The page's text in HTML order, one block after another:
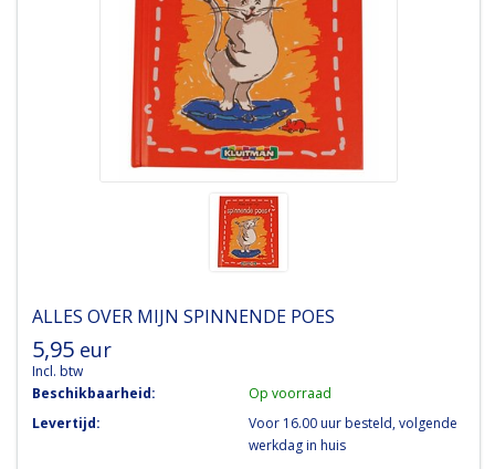
ALLES OVER MIJN SPINNENDE POES
5,95 eur
Incl. btw
Beschikbaarheid:
Op voorraad
Levertijd:
Voor 16.00 uur besteld, volgende
werkdag in huis